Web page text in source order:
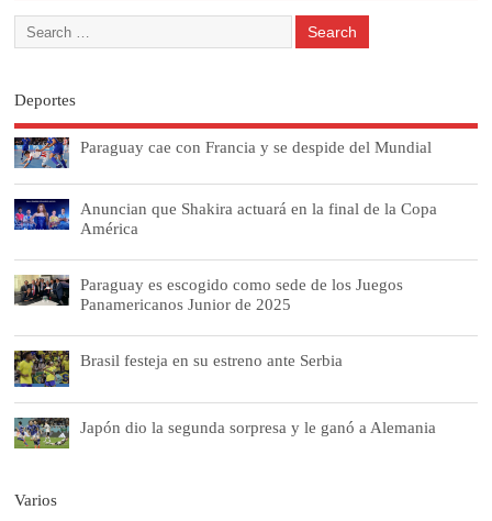
Deportes
Paraguay cae con Francia y se despide del Mundial
Anuncian que Shakira actuará en la final de la Copa
América
Paraguay es escogido como sede de los Juegos
Panamericanos Junior de 2025
Brasil festeja en su estreno ante Serbia
Japón dio la segunda sorpresa y le ganó a Alemania
Varios